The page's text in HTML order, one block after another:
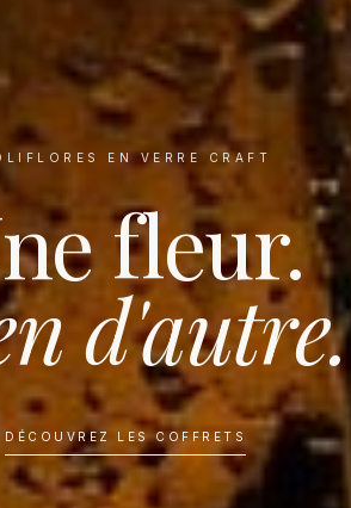
EN VERRE CRAFT
fleur.
d'autre.
DÉCOUVREZ LES COFFRETS